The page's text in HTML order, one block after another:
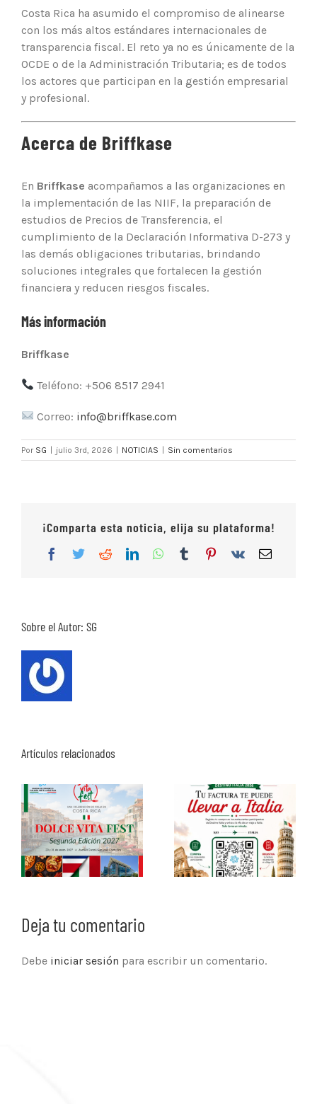
Costa Rica ha asumido el compromiso de alinearse
con los más altos estándares internacionales de
transparencia fiscal. El reto ya no es únicamente de la
OCDE o de la Administración Tributaria; es de todos
los actores que participan en la gestión empresarial
y profesional.
Acerca de Briffkase
En Briffkase acompañamos a las organizaciones en
la implementación de las NIIF, la preparación de
estudios de Precios de Transferencia, el
cumplimiento de la Declaración Informativa D-273 y
las demás obligaciones tributarias, brindando
soluciones integrales que fortalecen la gestión
financiera y reducen riesgos fiscales.
Más información
Briffkase
Teléfono: +506 8517 2941
Correo: info@briffkase.com
Por SG | julio 3rd, 2026 | NOTICIAS | Sin comentarios
¡Comparta esta noticia, elija su plataforma!
Facebook
TwitterRedditLinkedInWhatsApp
TumblrPinterest
Vk
Correo
Sobre el Autor: SG
Artículos relacionados
Deja tu comentario
Debe iniciar sesión para escribir un comentario.